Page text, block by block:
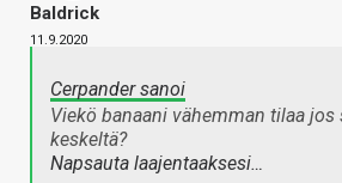
Baldrick
11.9.2020
Cerpander sanoi
Viekö banaani vähemman tilaa jos
keskeltä?
Napsauta laajentaaksesi…